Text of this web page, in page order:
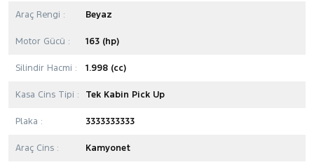
Araç Rengi : Beyaz
Motor Gücü : 163 (hp)
Silindir Hacmi : 1.998 (cc)
Kasa Cins Tipi : Tek Kabin Pick Up
Plaka : 3333333333
Araç Cins : Kamyonet